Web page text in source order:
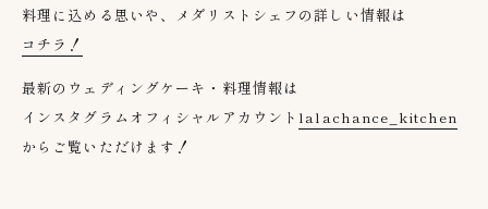
料理に込める思いや、メダリストシェフの詳しい情報は
コチラ！
最新のウェディングケーキ・料理情報は
インスタグラムオフィシャルアカウント lalachance_kitchen
からご覧いただけます！